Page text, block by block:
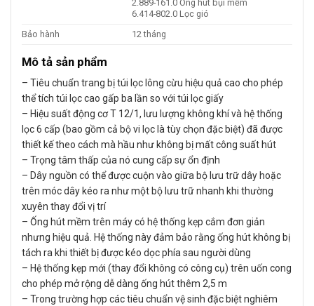
2.889-161.0 Ống hút bụi mềm
6.414-802.0 Lọc gió
Bảo hành
12 tháng
Mô tả sản phẩm
– Tiêu chuẩn trang bị túi lọc lông cừu hiệu quả cao cho phép
thể tích túi lọc cao gấp ba lần so với túi lọc giấy
– Hiệu suất động cơ T 12/1, lưu lượng không khí và hệ thống
lọc 6 cấp (bao gồm cả bộ vi lọc là tùy chọn đặc biệt) đã được
thiết kế theo cách mà hầu như không bị mất công suất hút
– Trọng tâm thấp của nó cung cấp sự ổn định
– Dây nguồn có thể được cuộn vào giữa bộ lưu trữ dây hoặc
trên móc dây kéo ra như một bộ lưu trữ nhanh khi thường
xuyên thay đổi vị trí
– Ống hút mềm trên máy có hệ thống kẹp cắm đơn giản
nhưng hiệu quả. Hệ thống này đảm bảo rằng ống hút không bị
tách ra khi thiết bị được kéo dọc phía sau người dùng
– Hệ thống kẹp mới (thay đổi không có công cụ) trên uốn cong
cho phép mở rộng dễ dàng ống hút thêm 2,5 m
– Trong trường hợp các tiêu chuẩn vệ sinh đặc biệt nghiêm